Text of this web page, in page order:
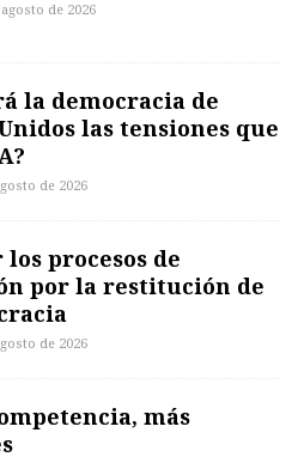
de 2026
la democracia de
las tensiones que
de 2026
procesos de
por la restitución de
de 2026
más